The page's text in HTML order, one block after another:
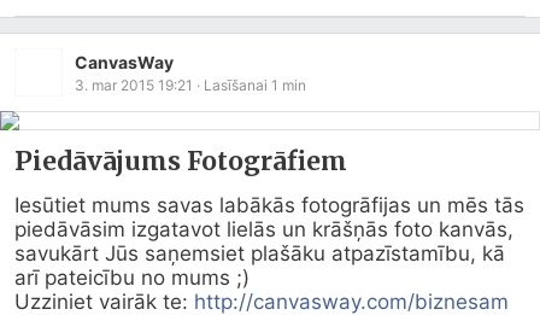
CanvasWay
3. mar 2015 19:21 · Lasīšanai 1 min
Piedāvājums Fotogrāfiem
Iesūtiet mums savas labākās fotogrāfijas un mēs tās
piedāvāsim izgatavot lielās un krāšņās foto kanvās,
savukārt Jūs saņemsiet plašāku atpazīstamību, kā
arī pateicību no mums ;)
Uzziniet vairāk te: http://canvasway.com/biznesam